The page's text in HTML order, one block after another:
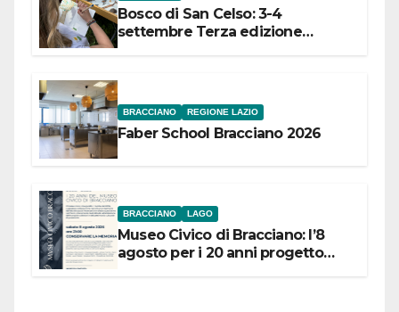
Bosco di San Celso: 3-4
settembre Terza edizione
BRACCIANO REGIONE LAZIO
Faber School Bracciano 2026
BRACCIANO LAGO
Museo Civico di Bracciano: l’8
agosto per i 20 anni progetto